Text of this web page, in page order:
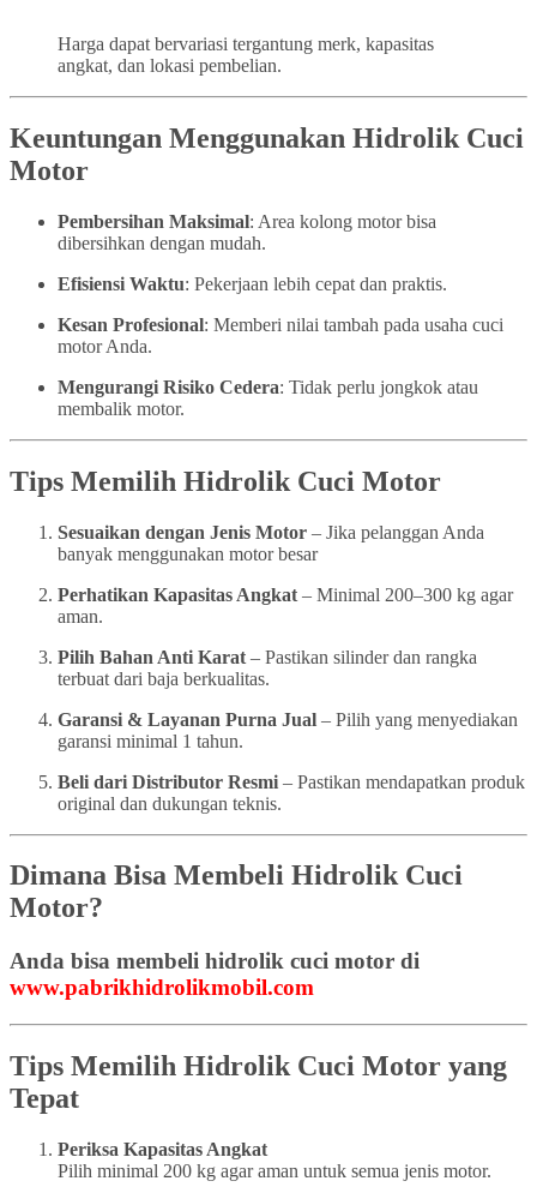
Harga dapat bervariasi tergantung merk, kapasitas
angkat, dan lokasi pembelian.
Keuntungan Menggunakan Hidrolik Cuci
Motor
Pembersihan Maksimal: Area kolong motor bisa
dibersihkan dengan mudah.
Efisiensi Waktu: Pekerjaan lebih cepat dan praktis.
Kesan Profesional: Memberi nilai tambah pada usaha cuci
motor Anda.
Mengurangi Risiko Cedera: Tidak perlu jongkok atau
membalik motor.
Tips Memilih Hidrolik Cuci Motor
Sesuaikan dengan Jenis Motor – Jika pelanggan Anda
banyak menggunakan motor besar
Perhatikan Kapasitas Angkat – Minimal 200–300 kg agar
aman.
Pilih Bahan Anti Karat – Pastikan silinder dan rangka
terbuat dari baja berkualitas.
Garansi & Layanan Purna Jual – Pilih yang menyediakan
garansi minimal 1 tahun.
Beli dari Distributor Resmi – Pastikan mendapatkan produk
original dan dukungan teknis.
Dimana Bisa Membeli Hidrolik Cuci
Motor?
Anda bisa membeli hidrolik cuci motor di
www.pabrikhidrolikmobil.com
Tips Memilih Hidrolik Cuci Motor yang
Tepat
Periksa Kapasitas Angkat
Pilih minimal 200 kg agar aman untuk semua jenis motor.